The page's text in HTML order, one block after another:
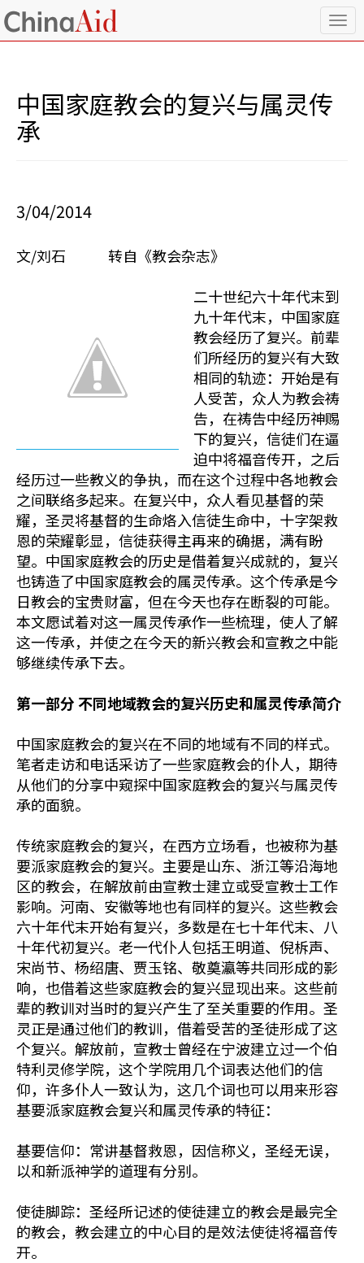
T
o
中国家庭教会的复兴与属灵传
承
3/04/2014
文/刘石 转自《教会杂志》
二十世纪六十年代末到
九十年代末，中国家庭
教会经历了复兴。前辈
们所经历的复兴有大致
相同的轨迹：开始是有
人受苦，众人为教会祷
告，在祷告中经历神赐
下的复兴，信徒们在逼
迫中将福音传开，之后
经历过一些教义的争执，而在这个过程中各地教会
之间联络多起来。在复兴中，众人看见基督的荣
耀，圣灵将基督的生命烙入信徒生命中，十字架救
恩的荣耀彰显，信徒获得主再来的确据，满有盼
望。中国家庭教会的历史是借着复兴成就的，复兴
也铸造了中国家庭教会的属灵传承。这个传承是今
日教会的宝贵财富，但在今天也存在断裂的可能。
本文愿试着对这一属灵传承作一些梳理，使人了解
这一传承，并使之在今天的新兴教会和宣教之中能
够继续传承下去。
第一部分 不同地域教会的复兴历史和属灵传承简介
中国家庭教会的复兴在不同的地域有不同的样式。
笔者走访和电话采访了一些家庭教会的仆人，期待
从他们的分享中窥探中国家庭教会的复兴与属灵传
承的面貌。
传统家庭教会的复兴，在西方立场看，也被称为基
要派家庭教会的复兴。主要是山东、浙江等沿海地
区的教会，在解放前由宣教士建立或受宣教士工作
影响。河南、安徽等地也有同样的复兴。这些教会
六十年代末开始有复兴，多数是在七十年代末、八
十年代初复兴。老一代仆人包括王明道、倪柝声、
宋尚节、杨绍唐、贾玉铭、敬奠瀛等共同形成的影
响，也借着这些家庭教会的复兴显现出来。这些前
辈的教训对当时的复兴产生了至关重要的作用。圣
灵正是通过他们的教训，借着受苦的圣徒形成了这
个复兴。解放前，宣教士曾经在宁波建立过一个伯
特利灵修学院，这个学院用几个词表达他们的信
仰，许多仆人一致认为，这几个词也可以用来形容
基要派家庭教会复兴和属灵传承的特征：
基要信仰：常讲基督救恩，因信称义，圣经无误，
以和新派神学的道理有分别。
使徒脚踪：圣经所记述的使徒建立的教会是最完全
的教会，教会建立的中心目的是效法使徒将福音传
开。